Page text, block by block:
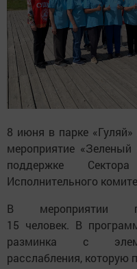
8 июня в парке
мероприятие
поддержке
Исполнительного
В мероприятии
15 человек. В
разминка с
расслабления, которую